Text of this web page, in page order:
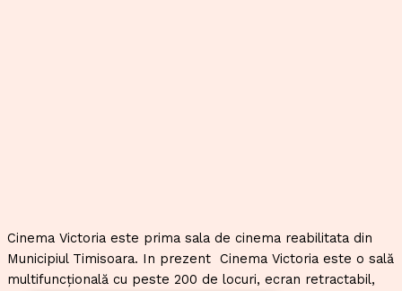
Cinema Victoria este prima sala de cinema reabilitata din
Municipiul Timisoara. In prezent Cinema Victoria este o sală
multifuncțională cu peste 200 de locuri, ecran retractabil,